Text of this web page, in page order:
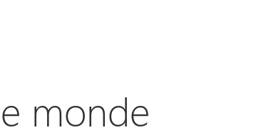
monde